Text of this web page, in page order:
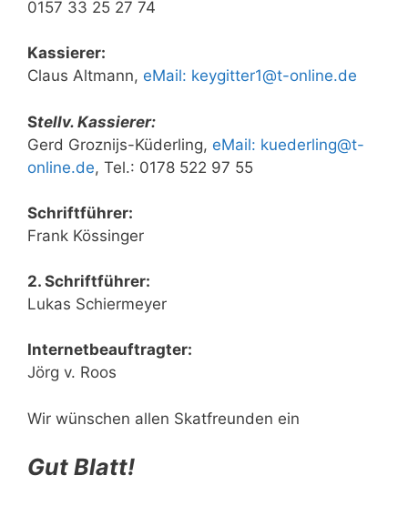
0157 33 25 27 74
Kassierer:
Claus Altmann, eMail: keygitter1@t-online.de
Stellv. Kassierer:
Gerd Groznijs-Küderling, eMail: kuederling@t-
online.de, Tel.: 0178 522 97 55
Schriftführer:
Frank Kössinger
2. Schriftführer:
Lukas Schiermeyer
Internetbeauftragter:
Jörg v. Roos
Wir wünschen allen Skatfreunden ein
Gut Blatt!